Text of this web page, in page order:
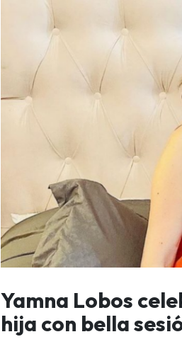
Yamna Lobos
hija con bella